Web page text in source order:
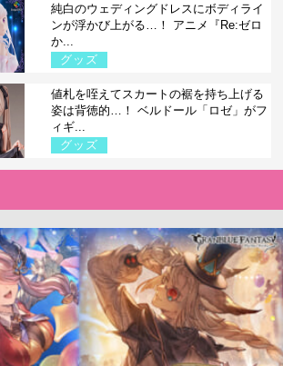
純白のウェディングドレスにボディライ
ンが浮かび上がる…！ アニメ『Re:ゼロ
か...
グッズ
値札を咥えてスカートの裾を持ち上げる
姿は背徳的…！ ベルドール「ロゼ」がフ
ィギ...
グッズ